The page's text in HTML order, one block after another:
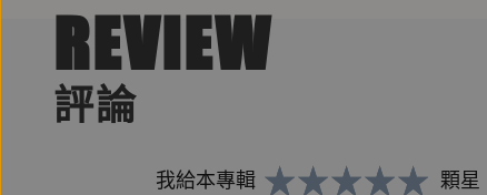
REVIEW
評論
我給本專輯 顆星